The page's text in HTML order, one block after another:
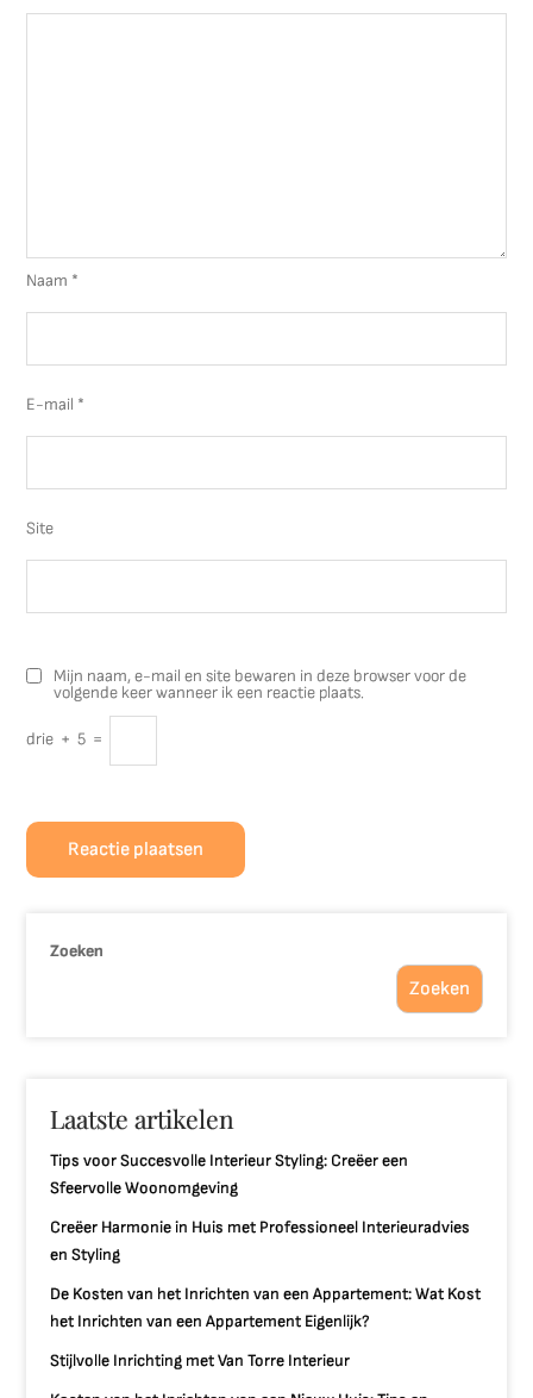
Naam *
E-mail *
Site
Mijn naam, e-mail en site bewaren in deze browser voor de
volgende keer wanneer ik een reactie plaats.
drie + 5 =
Zoeken
Zoeken
Laatste artikelen
Tips voor Succesvolle Interieur Styling: Creëer een
Sfeervolle Woonomgeving
Creëer Harmonie in Huis met Professioneel Interieuradvies
en Styling
De Kosten van het Inrichten van een Appartement: Wat Kost
het Inrichten van een Appartement Eigenlijk?
Stijlvolle Inrichting met Van Torre Interieur